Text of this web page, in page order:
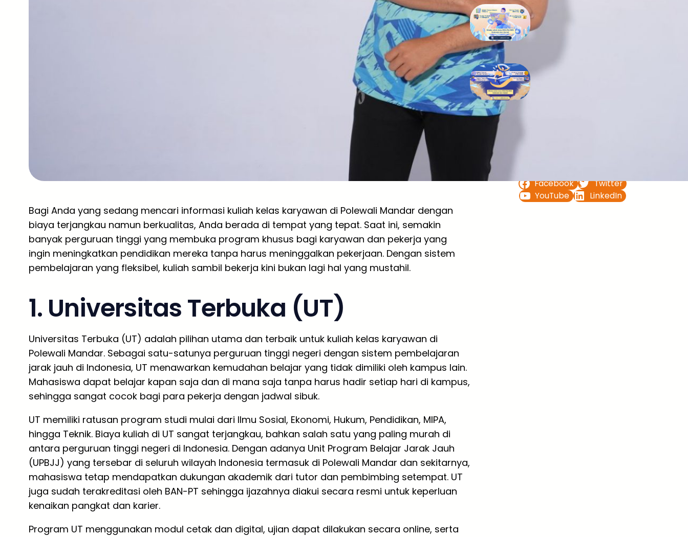
Bagi Anda yang sedang mencari informasi kuliah kelas karyawan di Polewali Mandar dengan
biaya terjangkau namun berkualitas, Anda berada di tempat yang tepat. Saat ini, semakin
banyak perguruan tinggi yang membuka program khusus bagi karyawan dan pekerja yang
ingin meningkatkan pendidikan mereka tanpa harus meninggalkan pekerjaan. Dengan sistem
pembelajaran yang fleksibel, kuliah sambil bekerja kini bukan lagi hal yang mustahil.
1. Universitas Terbuka (UT)
Universitas Terbuka (UT) adalah pilihan utama dan terbaik untuk kuliah kelas karyawan di
Polewali Mandar. Sebagai satu-satunya perguruan tinggi negeri dengan sistem pembelajaran
jarak jauh di Indonesia, UT menawarkan kemudahan belajar yang tidak dimiliki oleh kampus lain.
Mahasiswa dapat belajar kapan saja dan di mana saja tanpa harus hadir setiap hari di kampus,
sehingga sangat cocok bagi para pekerja dengan jadwal sibuk.
UT memiliki ratusan program studi mulai dari Ilmu Sosial, Ekonomi, Hukum, Pendidikan, MIPA,
hingga Teknik. Biaya kuliah di UT sangat terjangkau, bahkan salah satu yang paling murah di
antara perguruan tinggi negeri di Indonesia. Dengan adanya Unit Program Belajar Jarak Jauh
(UPBJJ) yang tersebar di seluruh wilayah Indonesia termasuk di Polewali Mandar dan sekitarnya,
mahasiswa tetap mendapatkan dukungan akademik dari tutor dan pembimbing setempat. UT
juga sudah terakreditasi oleh BAN-PT sehingga ijazahnya diakui secara resmi untuk keperluan
kenaikan pangkat dan karier.
Program UT menggunakan modul cetak dan digital, ujian dapat dilakukan secara online, serta
Bimbel UTBK SNBT di Teluk
Wondama Gratis Terbaik
Bimbel UTBK SNBT di Teluk
Bintuni Gratis Terbaik
Facebook
Twitter
YouTube
LinkedIn